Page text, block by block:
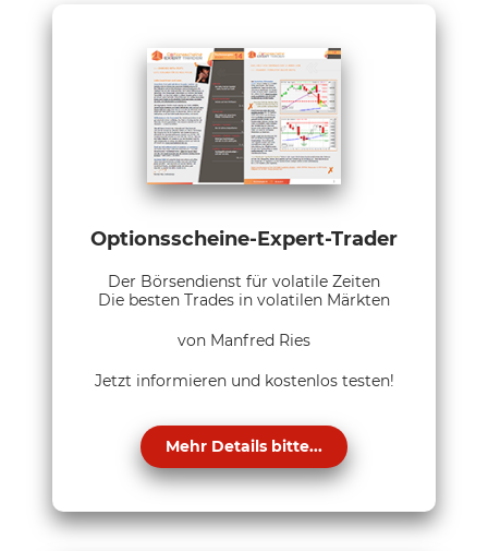
Optionsscheine-Expert-Trader
Der Börsendienst für volatile Zeiten
Die besten Trades in volatilen Märkten
von Manfred Ries
Jetzt informieren und kostenlos testen!
Mehr Details bitte...